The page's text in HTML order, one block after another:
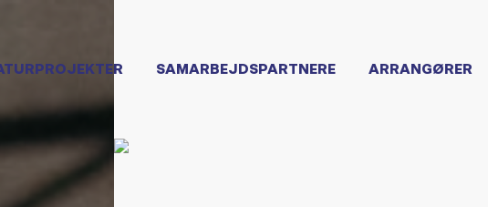
SAMARBEJDSPARTNERE ARRANGØRER